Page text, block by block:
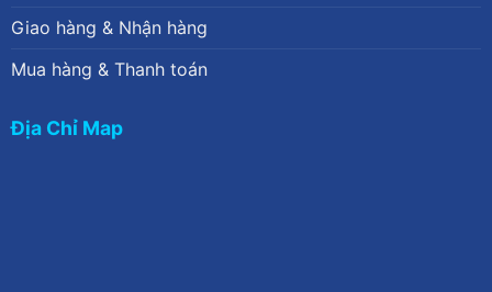
Giao hàng & Nhận hàng
Mua hàng & Thanh toán
Địa Chỉ Map